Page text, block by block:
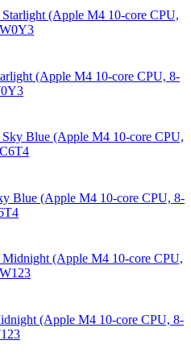
(Apple M4 10-core CPU, 8-
Blue (Apple M4 10-core CPU, 8-
(Apple M4 10-core CPU, 8-